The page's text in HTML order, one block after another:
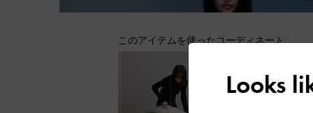
このアイテムを使ったコーディネート:
Looks